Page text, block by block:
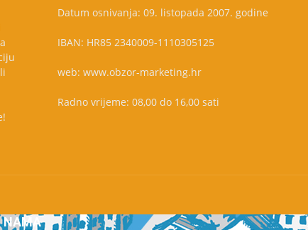
Datum osnivanja: 09. listopada 2007. godine
IBAN: HR85 2340009-1110305125
web: www.obzor-marketing.hr
Radno vrijeme: 08,00 do 16,00 sati
NAMA